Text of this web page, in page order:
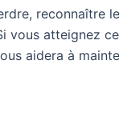
reconnaître
atteignez
aidera à